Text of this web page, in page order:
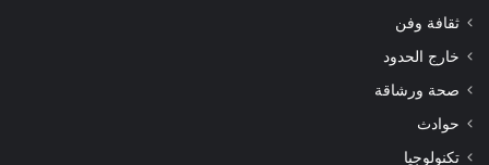
ثقافة وفن
خارج الحدود
صحة ورشاقة
حوادث
تكنولوجيا